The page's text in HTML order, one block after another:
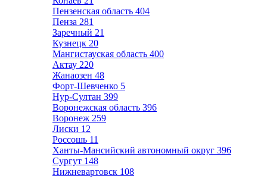
Пензенская область 404
Пенза 281
Заречный 21
Кузнецк 20
Мангистауская область 400
Актау 220
Жанаозен 48
Форт-Шевченко 5
Нур-Султан 399
Воронежская область 396
Воронеж 259
Лиски 12
Россошь 11
Ханты-Мансийский автономный округ 396
Сургут 148
Нижневартовск 108